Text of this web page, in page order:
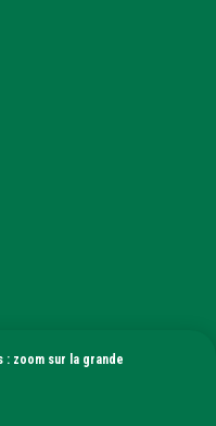
: zoom sur la grande